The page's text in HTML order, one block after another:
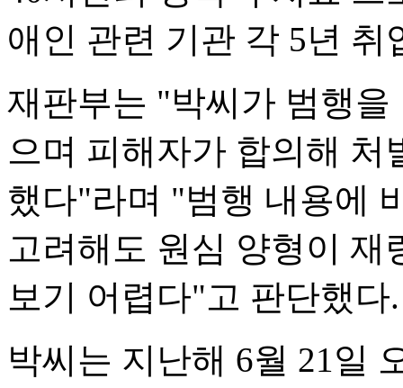
애인 관련 기관 각 5년 취
재판부는 "박씨가 범행
으며 피해자가 합의해 처
했다"라며 "범행 내용에
고려해도 원심 양형이
보기 어렵다"고 판단했다.
박씨는 지난해 6월 21일